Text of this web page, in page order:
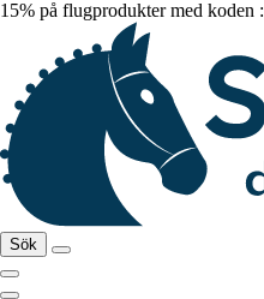
15% på flugprodukter med koden :
Sök